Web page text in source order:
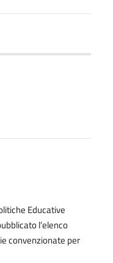
Educative
l’elenco
convenzionate per